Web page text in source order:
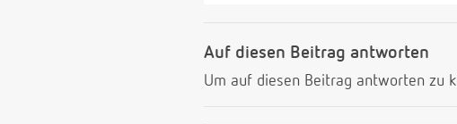
Auf diesen Beitrag antworten
Um auf diesen Beitrag antworten zu